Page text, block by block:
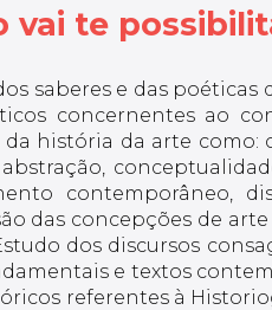
vai te
saberes e das poéticas
concernentes ao
história da arte como:
contemporâneo,
das concepções de
dos discursos
e textos
referentes à